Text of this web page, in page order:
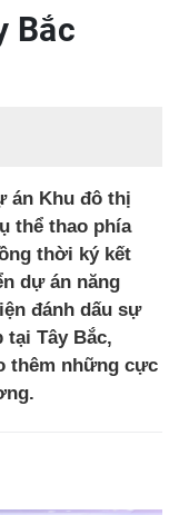
Bắc
án Khu đô thị
thể thao phía
thời ký kết
dự án năng
đánh dấu sự
Tây Bắc,
thêm những cực